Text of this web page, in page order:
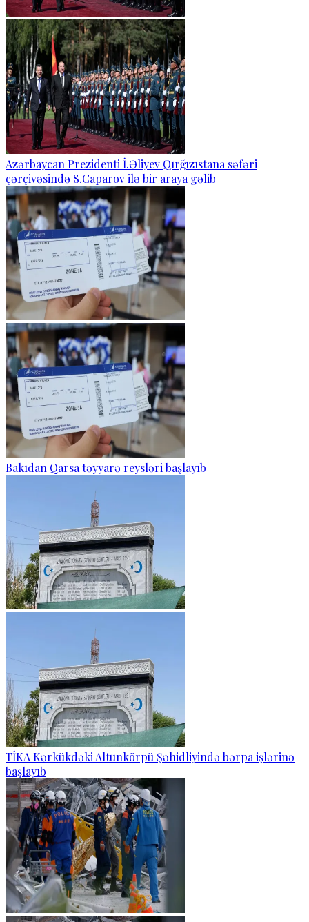
Azərbaycan Prezidenti İ.Əliyev Qırğızıstana səfəri
çərçivəsində S.Caparov ilə bir araya gəlib
Bakıdan Qarsa təyyarə reysləri başlayıb
TİKA Kərkükdəki Altunkörpü Şəhidliyində bərpa işlərinə
başlayıb